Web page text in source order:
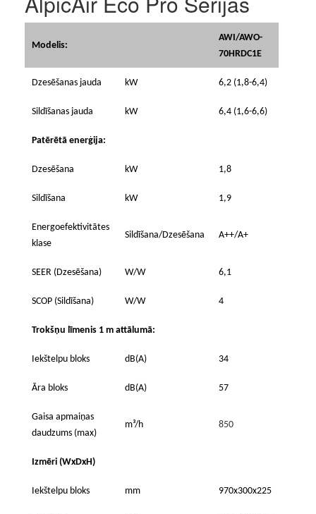
Modelis:
AWI/AWO-
70HRDC1E
Dzesēšanas jauda kW 6,2 (1,8-6,4)
Sildīšanas jauda kW 6,4 (1,6-6,6)
Patērētā enerģija:
Dzesēšana kW 1,8
Sildīšana kW 1,9
Energoefektivitātes
klase
Sildīšana/Dzesēšana A++/A+
SEER (Dzesēšana) W/W 6,1
SCOP (Sildīšana) W/W 4
Trokšņu līmenis 1 m attālumā:
Iekštelpu bloks dB(A) 34
Āra bloks dB(A) 57
Gaisa apmaiņas
daudzums (max)
m³/h 850
Izmēri (WxDxH)
Iekštelpu bloks mm 970x300x225